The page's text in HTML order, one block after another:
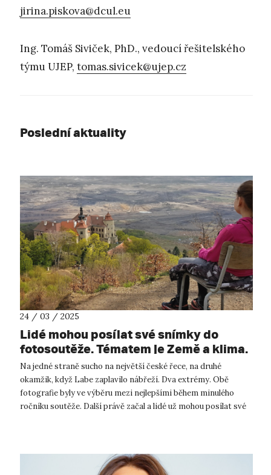
jirina.piskova@dcul.eu
Ing. Tomáš Siviček, PhD., vedoucí řešitelského
týmu UJEP, tomas.sivicek@ujep.cz
Poslední aktuality
24 / 03 / 2025
Lidé mohou posílat své snímky do
fotosoutěže. Tématem je Země a klima.
Z nejlepších vznikne na UJEP výstava
Na jedné straně sucho na největší české řece, na druhé
okamžik, když Labe zaplavilo nábřeží. Dva extrémy. Obě
fotografie byly ve výběru mezi nejlepšími během minulého
ročníku soutěže. Další právě začal a lidé už mohou posílat své